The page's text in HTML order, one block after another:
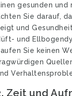
gesunden und
Sie darauf,
und
und
Sie keinen
Zeit und